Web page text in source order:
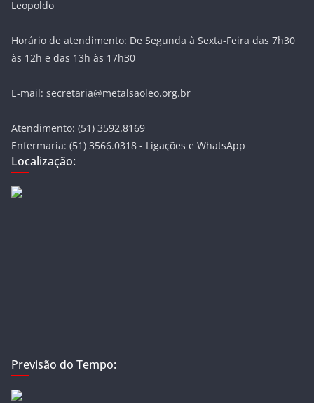
Leopoldo
Horário de atendimento: De Segunda à Sexta-Feira das 7h30
às 12h e das 13h às 17h30
E-mail: secretaria@metalsaoleo.org.br
Atendimento: (51) 3592.8169
Enfermaria: (51) 3566.0318 - Ligações e WhatsApp
Localização:
Previsão do Tempo: